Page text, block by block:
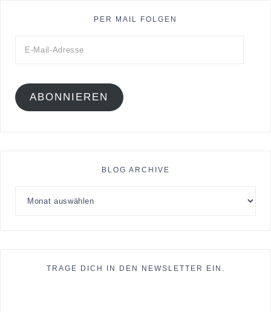
PER MAIL FOLGEN
ABONNIEREN
BLOG ARCHIVE
TRAGE DICH IN DEN NEWSLETTER EIN.